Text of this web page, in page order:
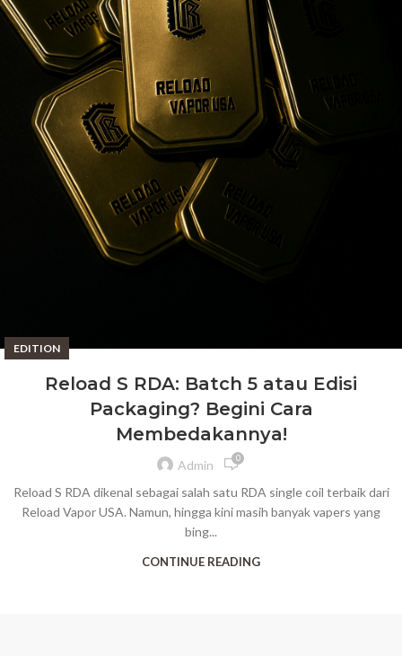
EDITION
Reload S RDA: Batch 5 atau Edisi
Packaging? Begini Cara
Membedakannya!
Admin 0
Reload S RDA dikenal sebagai salah satu RDA single coil terbaik dari
Reload Vapor USA. Namun, hingga kini masih banyak vapers yang
bing...
CONTINUE READING